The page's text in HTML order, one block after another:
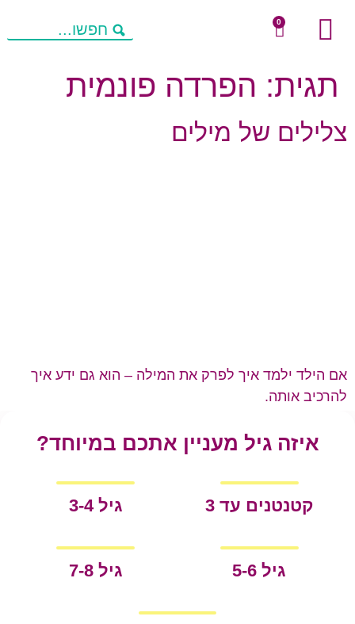
0
תגית: הפרדה פונמית
צלילים של מילים
אם הילד ילמד איך לפרק את המילה – הוא גם ידע איך
להרכיב אותה.
איזה גיל מעניין אתכם במיוחד?
קטנטנים עד 3 גיל 3-4
גיל 5-6 גיל 7-8